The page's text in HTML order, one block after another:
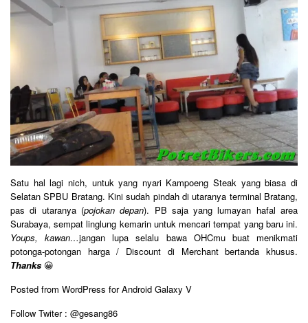
Satu hal lagi nich, untuk yang nyari Kampoeng Steak yang biasa di
Selatan SPBU Bratang. Kini sudah pindah di utaranya terminal Bratang,
pas di utaranya (pojokan depan). PB saja yang lumayan hafal area
Surabaya, sempat linglung kemarin untuk mencari tempat yang baru ini.
Youps, kawan…jangan lupa selalu bawa OHCmu buat menikmati
potonga-potongan harga / Discount di Merchant bertanda khusus.
Thanks 😀
Posted from WordPress for Android Galaxy V
Follow Twiter : @gesang86